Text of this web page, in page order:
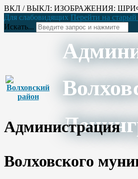
ВКЛ / ВЫКЛ: ИЗОБРАЖЕНИЯ:
Для слабовидящих Перейти на старый
Искать...
Администрация
Волховского